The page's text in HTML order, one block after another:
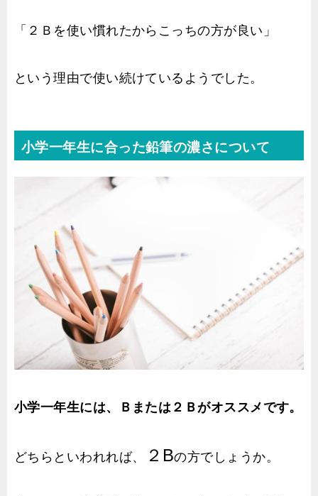
「２Ｂを使い慣れたからこっちの方が良い」
という理由で使い続けているようでした。
小学一年生に合った鉛筆の濃さについて
小学一年生には、Ｂまたは２Ｂがオススメです。
どちらといわれれば、 ２Bの方でしょうか。